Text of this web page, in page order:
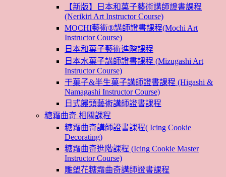
【新版】日本和菓子藝術講師證書課程
(Nerikiri Art Instructor Course)
MOCHI藝術®講師證書課程(Mochi Art
Instructor Course)
日本和菓子藝術進階課程
日本水菓子講師證書課程 (Mizugashi Art
Instructor Course)
干菓子&半生菓子講師證書課程 (Higashi &
Namagashi Instructor Course)
日式饅頭藝術講師證書課程
糖霜曲奇 相關課程
糖霜曲奇講師證書課程( Icing Cookie
Decorating)
糖霜曲奇進階課程 (Icing Cookie Master
Instructor Course)
雕塑花糖霜曲奇講師證書課程